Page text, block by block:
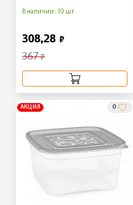
В наличии: 10 шт
308,28 ₽
367₽
АКЦИЯ 0